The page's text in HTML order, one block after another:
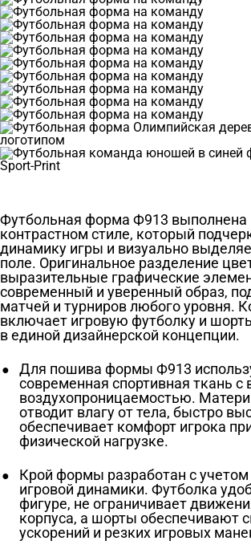
Футбольная форма Ф913 выполнена
контрастном стиле, который
динамику игры и визуально
поле. Оригинальное разделение
выразительные графические
современный и уверенный образ,
матчей и турниров любого уровня.
включает игровую футболку и
в единой дизайнерской концепции.
Для пошива формы Ф913
современная спортивная ткань с
воздухопроницаемостью.
отводит влагу от тела, быстро
обеспечивает комфорт игрока
физической нагрузке.
Крой формы разработан с учетом
игровой динамики. Футболка
фигуре, не ограничивает
корпуса, а шорты обеспечивают
ускорений и резких игровых